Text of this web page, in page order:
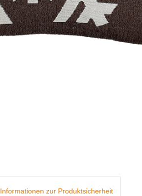
Informationen zur Produktsicherheit